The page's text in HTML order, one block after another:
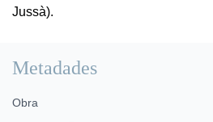
Jussà).
Metadades
Obra